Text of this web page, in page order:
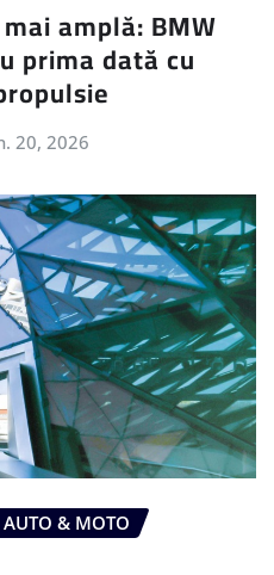
amplă: BMW
prima dată cu
20, 2026
AUTO & MOTO